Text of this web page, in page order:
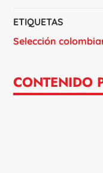
ETIQUETAS
Selección
CONTENIDO